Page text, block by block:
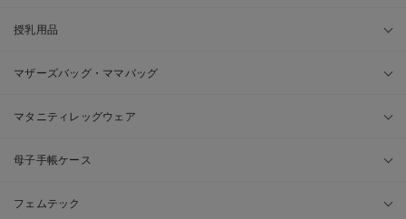
授乳用品
マザーズバッグ・ママバッグ
マタニティレッグウェア
母子手帳ケース
フェムテック